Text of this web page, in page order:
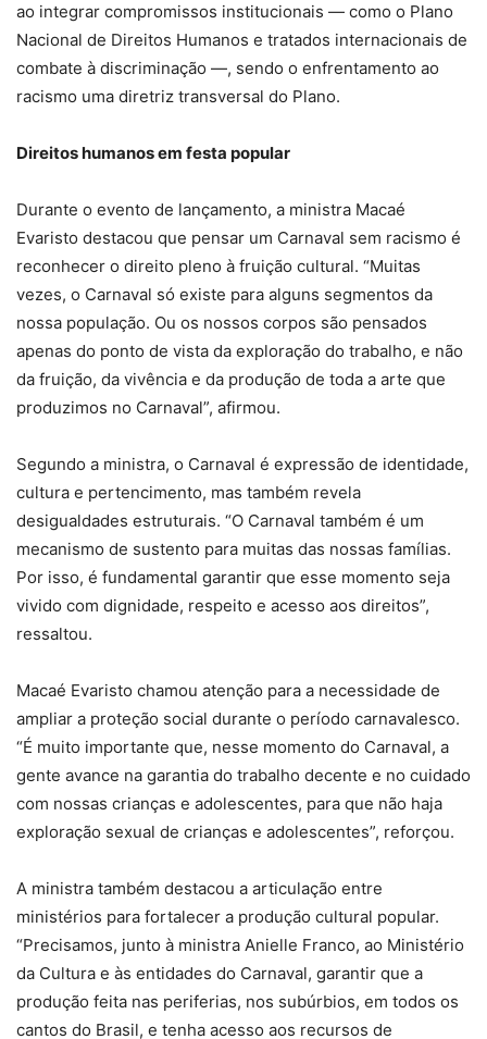
ao integrar compromissos institucionais — como o Plano
Nacional de Direitos Humanos e tratados internacionais de
combate à discriminação —, sendo o enfrentamento ao
racismo uma diretriz transversal do Plano.
Direitos humanos em festa popular
Durante o evento de lançamento, a ministra Macaé
Evaristo destacou que pensar um Carnaval sem racismo é
reconhecer o direito pleno à fruição cultural. “Muitas
vezes, o Carnaval só existe para alguns segmentos da
nossa população. Ou os nossos corpos são pensados
apenas do ponto de vista da exploração do trabalho, e não
da fruição, da vivência e da produção de toda a arte que
produzimos no Carnaval”, afirmou.
Segundo a ministra, o Carnaval é expressão de identidade,
cultura e pertencimento, mas também revela
desigualdades estruturais. “O Carnaval também é um
mecanismo de sustento para muitas das nossas famílias.
Por isso, é fundamental garantir que esse momento seja
vivido com dignidade, respeito e acesso aos direitos”,
ressaltou.
Macaé Evaristo chamou atenção para a necessidade de
ampliar a proteção social durante o período carnavalesco.
“É muito importante que, nesse momento do Carnaval, a
gente avance na garantia do trabalho decente e no cuidado
com nossas crianças e adolescentes, para que não haja
exploração sexual de crianças e adolescentes”, reforçou.
A ministra também destacou a articulação entre
ministérios para fortalecer a produção cultural popular.
“Precisamos, junto à ministra Anielle Franco, ao Ministério
da Cultura e às entidades do Carnaval, garantir que a
produção feita nas periferias, nos subúrbios, em todos os
cantos do Brasil, e tenha acesso aos recursos de